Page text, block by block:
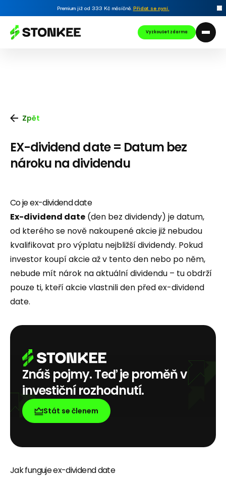
Premium již od 333 Kč měsíčně. Přidat se nyní.
Vyzkoušet zdarma
Zpět
EX-dividend date = Datum bez
nároku na dividendu
Co je ex-dividend date
Ex-dividend date (den bez dividendy) je datum,
od kterého se nově nakoupené akcie již nebudou
kvalifikovat pro výplatu nejbližší dividendy. Pokud
investor koupí akcie až v tento den nebo po něm,
nebude mít nárok na aktuální dividendu – tu obdrží
pouze ti, kteří akcie vlastnili den před ex-dividend
date.
Znáš pojmy. Teď je proměň v
investiční rozhodnutí.
Stát se členem
Jak funguje ex-dividend date